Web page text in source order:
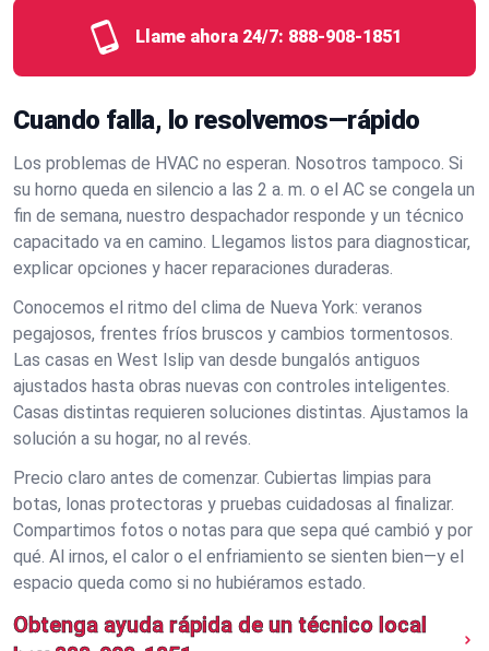
Llame ahora 24/7: 888-908-1851
Cuando falla, lo resolvemos—rápido
Los problemas de HVAC no esperan. Nosotros tampoco. Si
su horno queda en silencio a las 2 a. m. o el AC se congela un
fin de semana, nuestro despachador responde y un técnico
capacitado va en camino. Llegamos listos para diagnosticar,
explicar opciones y hacer reparaciones duraderas.
Conocemos el ritmo del clima de Nueva York: veranos
pegajosos, frentes fríos bruscos y cambios tormentosos.
Las casas en West Islip van desde bungalós antiguos
ajustados hasta obras nuevas con controles inteligentes.
Casas distintas requieren soluciones distintas. Ajustamos la
solución a su hogar, no al revés.
Precio claro antes de comenzar. Cubiertas limpias para
botas, lonas protectoras y pruebas cuidadosas al finalizar.
Compartimos fotos o notas para que sepa qué cambió y por
qué. Al irnos, el calor o el enfriamiento se sienten bien—y el
espacio queda como si no hubiéramos estado.
Obtenga ayuda rápida de un técnico local